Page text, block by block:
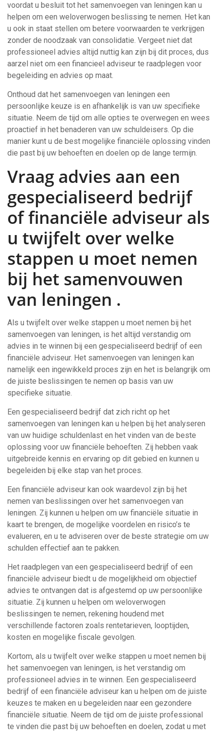
voordat u besluit tot het samenvoegen van leningen kan u
helpen om een weloverwogen beslissing te nemen. Het kan
u ook in staat stellen om betere voorwaarden te verkrijgen
zonder de noodzaak van consolidatie. Vergeet niet dat
professioneel advies altijd nuttig kan zijn bij dit proces, dus
aarzel niet om een financieel adviseur te raadplegen voor
begeleiding en advies op maat.
Onthoud dat het samenvoegen van leningen een
persoonlijke keuze is en afhankelijk is van uw specifieke
situatie. Neem de tijd om alle opties te overwegen en wees
proactief in het benaderen van uw schuldeisers. Op die
manier kunt u de best mogelijke financiële oplossing vinden
die past bij uw behoeften en doelen op de lange termijn.
Vraag advies aan een
gespecialiseerd bedrijf
of financiële adviseur als
u twijfelt over welke
stappen u moet nemen
bij het samenvouwen
van leningen .
Als u twijfelt over welke stappen u moet nemen bij het
samenvoegen van leningen, is het altijd verstandig om
advies in te winnen bij een gespecialiseerd bedrijf of een
financiële adviseur. Het samenvoegen van leningen kan
namelijk een ingewikkeld proces zijn en het is belangrijk om
de juiste beslissingen te nemen op basis van uw
specifieke situatie.
Een gespecialiseerd bedrijf dat zich richt op het
samenvoegen van leningen kan u helpen bij het analyseren
van uw huidige schuldenlast en het vinden van de beste
oplossing voor uw financiële behoeften. Zij hebben vaak
uitgebreide kennis en ervaring op dit gebied en kunnen u
begeleiden bij elke stap van het proces.
Een financiële adviseur kan ook waardevol zijn bij het
nemen van beslissingen over het samenvoegen van
leningen. Zij kunnen u helpen om uw financiële situatie in
kaart te brengen, de mogelijke voordelen en risico’s te
evalueren, en u te adviseren over de beste strategie om uw
schulden effectief aan te pakken.
Het raadplegen van een gespecialiseerd bedrijf of een
financiële adviseur biedt u de mogelijkheid om objectief
advies te ontvangen dat is afgestemd op uw persoonlijke
situatie. Zij kunnen u helpen om weloverwogen
beslissingen te nemen, rekening houdend met
verschillende factoren zoals rentetarieven, looptijden,
kosten en mogelijke fiscale gevolgen.
Kortom, als u twijfelt over welke stappen u moet nemen bij
het samenvoegen van leningen, is het verstandig om
professioneel advies in te winnen. Een gespecialiseerd
bedrijf of een financiële adviseur kan u helpen om de juiste
keuzes te maken en u begeleiden naar een gezondere
financiële situatie. Neem de tijd om de juiste professional
te vinden die past bij uw behoeften en doelen, zodat u met